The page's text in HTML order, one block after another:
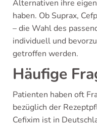
Alternativen ihre
haben. Ob Suprax,
– die Wahl des
individuell und
getroffen werden.
Häufige
Patienten haben oft
bezüglich der
Cefixim ist in